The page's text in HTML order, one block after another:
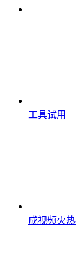
工具试用
成视频火热